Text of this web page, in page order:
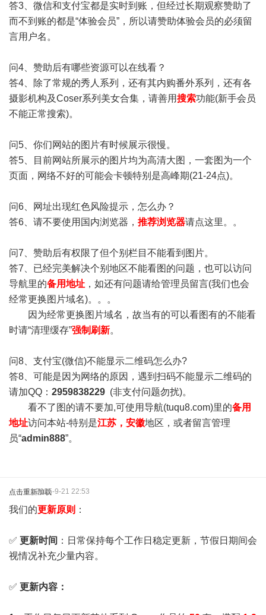
答3、微信和支付宝都是实时到账，但经过长期观察赞助了
而不到账的都是“体验会员”，所以请赞助体验会员的必须留
言用户名。
问4、赞助后有哪些资源可以在线看？
答4、除了常规的秀人系列，还有其内购番外系列，还有各
摄影机构及Coser系列美女合集，请善用搜索功能(新手会员
不能正常搜索)。
问5、你们网站的图片有时候展示很慢。
答5、目前网站所展示的图片均为高清大图，一套图为一个
页面，网络不好的可能会卡顿特别是高峰期(21-24点)。
问6、网址出现红色风险提示，怎么办？
答6、请不要使用国内浏览器， 推荐浏览器请点这里。。
问7、赞助后有权限了但个别栏目不能看到图片。
答7、已经完美解决个别地区不能看图的问题，也可以访问
导航里的备用地址 ，如还有问题请给管理员留言(我们也会
经常更换图片域名)。。。
因为经常更换图片域名，故当有的可以看图有的不能看
时请“清理缓存”强制刷新。
问8、支付宝(微信)不能显示二维码怎么办?
答8、可能是因为网络的原因，遇到扫码不能显示二维码的
请加QQ： 2959838229 (非支付问题勿扰)。
看不了图的请不要加,可使用导航(tuqu8.com)里的备用
地址访问本站-特别是江苏，安徽地区，或者留言管理
员“admin888”。
点击重新加载2025-9-21 22:53
我们的更新原则 ：
✅ 更新时间 ：日常保持每个工作日稳定更新，节假日期间会
视情况补充少量内容。
✅ 更新内容：